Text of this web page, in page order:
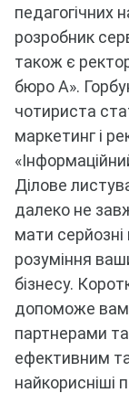
педагогічних
розробник
також є
бюро А».
чотириста
маркетинг і
Ділове
далеко не
мати серйозні
розуміння
бізнесу.
допоможе вам
партнерами
ефективним
найкорисніші